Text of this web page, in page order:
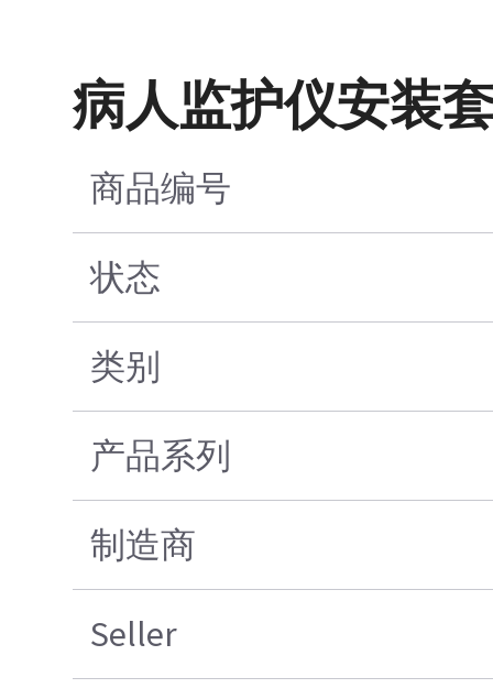
病人监护仪安装
商品编号
状态
类别
产品系列
制造商
Seller